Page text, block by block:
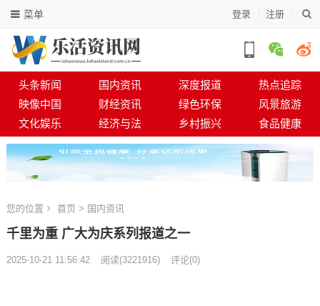
登录 注册
菜单
头条新闻 国内资讯 深度报道
热点追踪
映像中国
财经资讯 绿色环保
风景旅游
文化娱乐
经济与法 乡村振兴 食品健康
您的位置 首页 > 国内资讯
千里为重 广大为庆系列报道之一
2025-10-21 11:56:42 阅读(3221916) 评论(0)